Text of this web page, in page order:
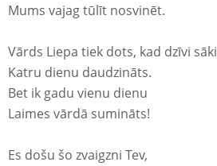
Mums vajag tūlīt nosvinēt.
Vārds Liepa tiek dots, kad dzīvi sāki
Katru dienu daudzināts.
Bet ik gadu vienu dienu
Laimes vārdā sumināts!
Es došu šo zvaigzni Tev,